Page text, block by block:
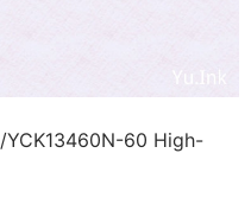
YCK13460N-60 High-